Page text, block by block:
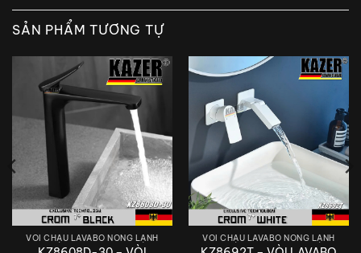
SẢN PHẨM TƯƠNG TỰ
VÒI CHẬU LAVABO NÓNG LẠNH VÒI CHẬU LAVABO NÓNG LẠNH